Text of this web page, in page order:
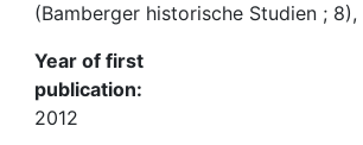
(Bamberger historische Studien ;
Year of first
publication:
2012